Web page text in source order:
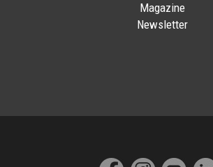
Magazine
Newsletter